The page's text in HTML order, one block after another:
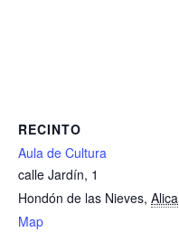
RECINTO
Aula de Cultura
calle Jardín, 1
Hondón de las Nieves,
Map